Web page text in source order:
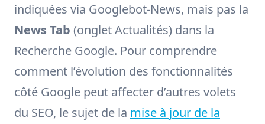
indiquées via Googlebot-News, mais pas la
News Tab (onglet Actualités) dans la
Recherche Google. Pour comprendre
comment l’évolution des fonctionnalités
côté Google peut affecter d’autres volets
du SEO, le sujet de la mise à jour de la